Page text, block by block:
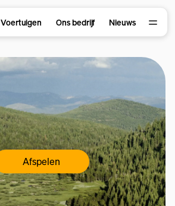
Voertuigen Ons bedrijf Nieuws
Afspelen